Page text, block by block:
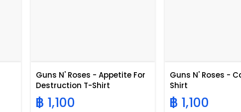
Guns N' Roses - Appetite For
Destruction T-Shirt
฿ 1,100
Guns N' Roses -
Shirt
฿ 1,100